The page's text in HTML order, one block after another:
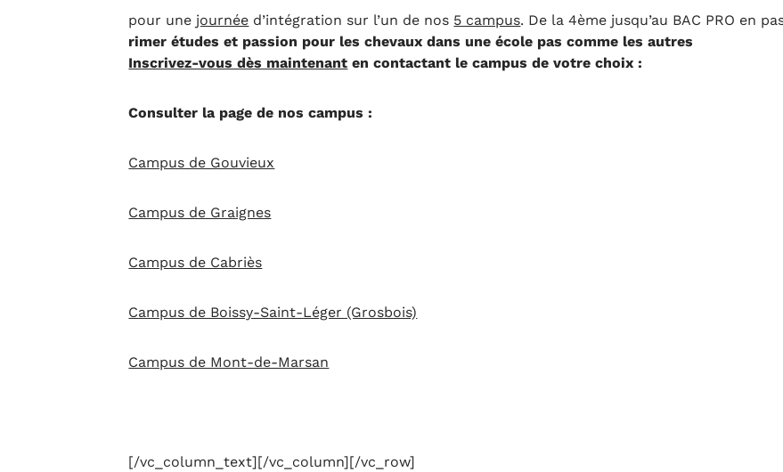
pour une journée d’intégration sur l’un de nos 5 campus. De la 4ème jusqu’au BAC PRO en
rimer études et passion pour les chevaux dans une école pas comme les autres
Inscrivez-vous dès maintenant en contactant le campus de votre choix :
Consulter la page de nos campus :
Campus de Gouvieux
Campus de Graignes
Campus de Cabriès
Campus de Boissy-Saint-Léger (Grosbois)
Campus de Mont-de-Marsan
[/vc_column_text][/vc_column][/vc_row]